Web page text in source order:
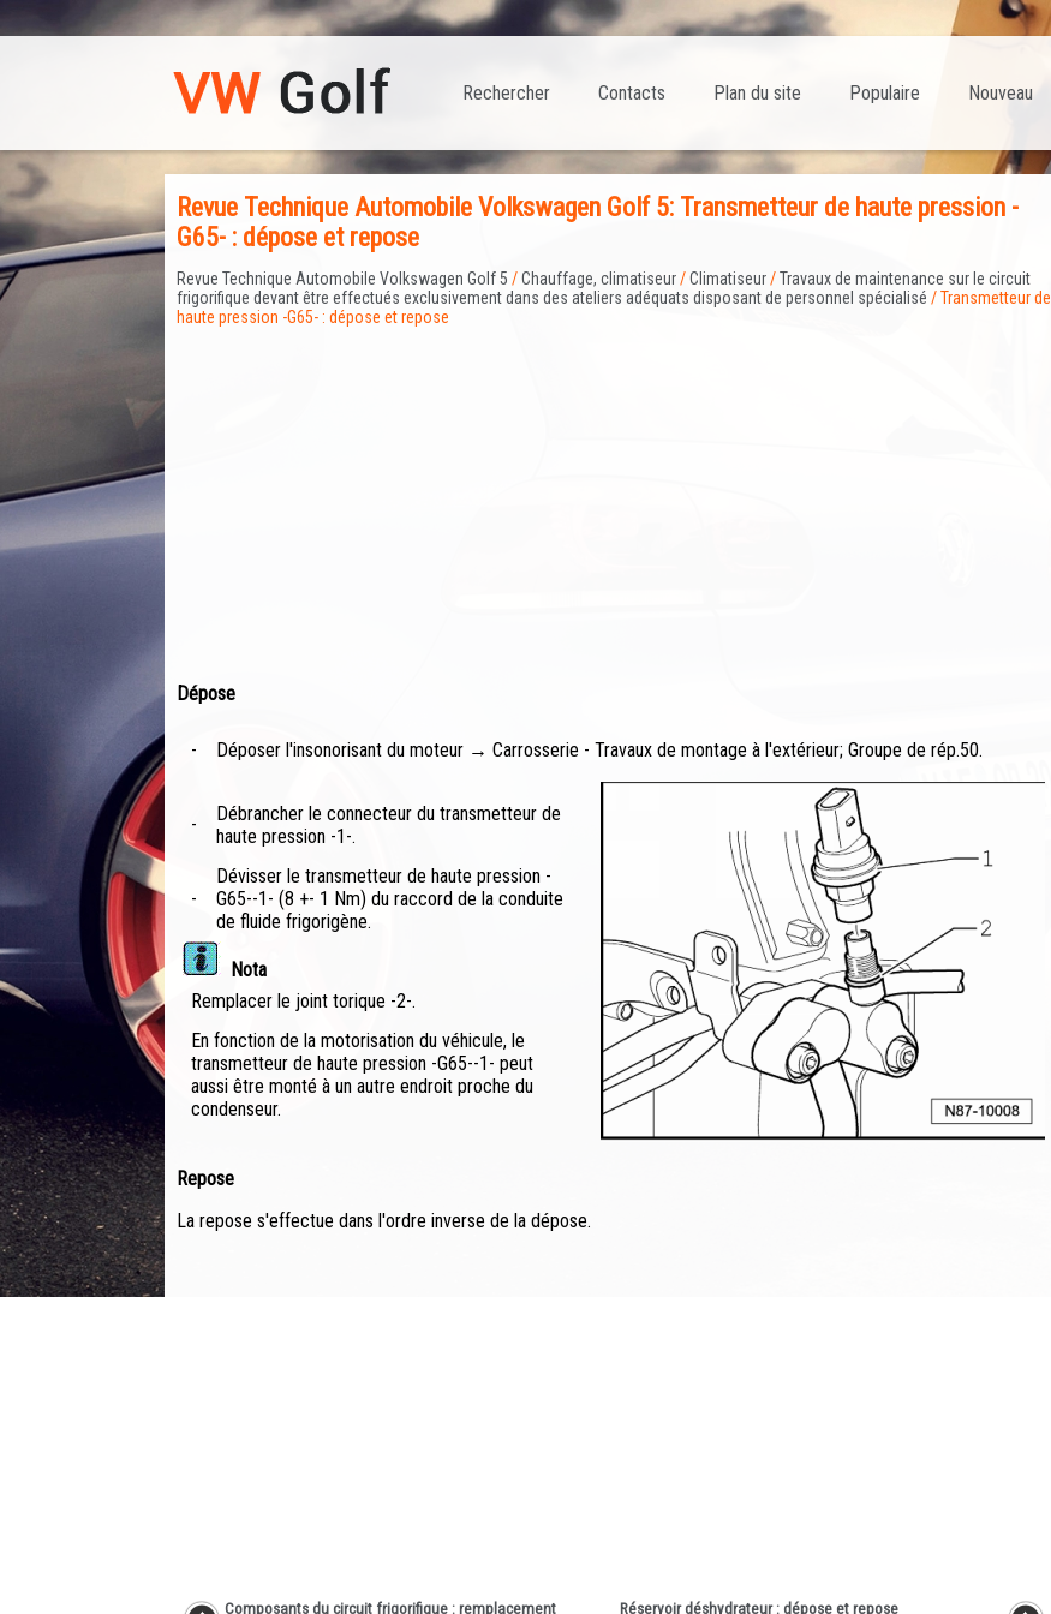
Nouveau
Populaire
Plan du site
Contacts
Rechercher
Revue Technique Automobile Volkswagen Golf 5: Transmetteur de haute pression -
G65- : dépose et repose
Revue Technique Automobile Volkswagen Golf 5 /Chauffage, climatiseur/Climatiseur/Travaux de maintenance sur le circuit
frigorifique devant être effectués exclusivement dans des ateliers adéquats disposant de personnel spécialisé / Transmetteur de
haute pression -G65- : dépose et repose
Dépose
- Déposer l'insonorisant du moteur → Carrosserie - Travaux de montage à l'extérieur; Groupe de rép.50.
-
Débrancher le connecteur du transmetteur de
haute pression -1-.
-
Dévisser le transmetteur de haute pression -
G65--1- (8 +- 1 Nm) du raccord de la conduite
de fluide frigorigène.
Nota
Remplacer le joint torique -2-.
En fonction de la motorisation du véhicule, le
transmetteur de haute pression -G65--1- peut
aussi être monté à un autre endroit proche du
condenseur.
Repose
La repose s'effectue dans l'ordre inverse de la dépose.
Composants du circuit frigorifique : remplacement Réservoir déshydrateur : dépose et repose